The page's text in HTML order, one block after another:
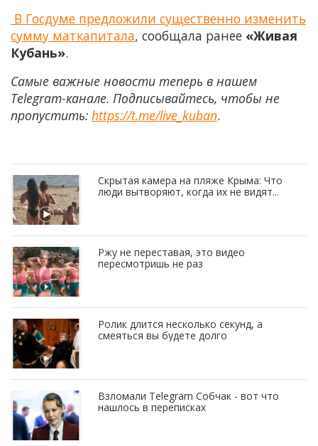
В Госдуме предложили существенно изменить
сумму маткапитала, сообщала ранее «Живая
Кубань».
Самые важные новости теперь в нашем
Telegram-канале. Подписывайтесь, чтобы не
пропустить: https://t.me/live_kuban.
Скрытая камера на пляже Крыма: Что
люди вытворяют, когда их не видят...
Ржу не переставая, это видео
пересмотришь не раз
Ролик длится несколько секунд, а
смеяться вы будете долго
Взломали Telegram Собчак - вот что
нашлось в переписках